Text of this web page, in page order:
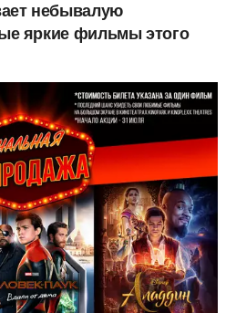
небывалую
яркие фильмы этого